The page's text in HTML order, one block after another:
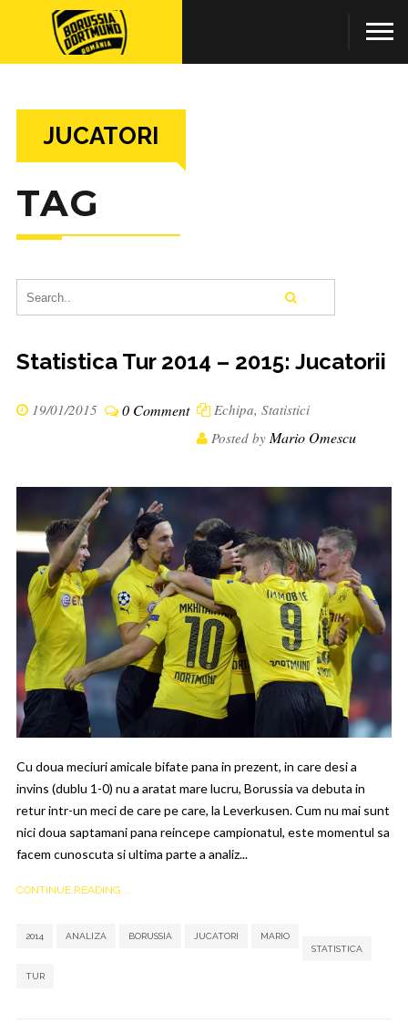
JUCATORI
TAG
Statistica Tur 2014 – 2015: Jucatorii
19/01/2015 0 Comment Echipa, Statistici
Posted byMario Omescu
Cu doua meciuri amicale bifate pana in prezent, in care desi a
invins (dublu 1-0) nu a aratat mare lucru, Borussia va debuta in
retur intr-un meci de care pe care, la Leverkusen. Cum nu mai sunt
nici doua saptamani pana reincepe campionatul, este momentul sa
facem cunoscuta si ultima parte a analiz...
CONTINUE READING ...
2014 ANALIZA BORUSSIA JUCATORI MARIO
STATISTICA
TUR